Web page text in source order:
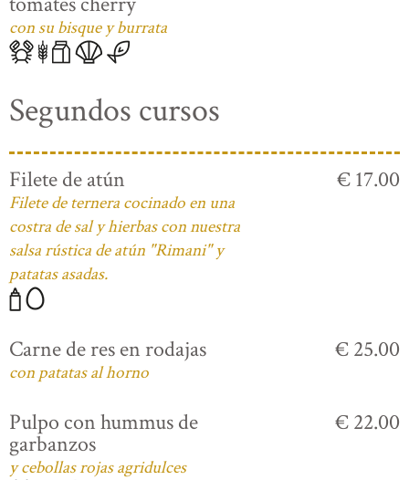
con su bisque y burrata
Segundos cursos
Filete de atún
Filete de ternera cocinado en una
costra de sal y hierbas con nuestra
salsa rústica de atún "Rimani" y
patatas asadas.
€ 17.00
Carne de res en rodajas
con patatas al horno
€ 25.00
Pulpo con hummus de
garbanzos
y cebollas rojas agridulces
€ 22.00